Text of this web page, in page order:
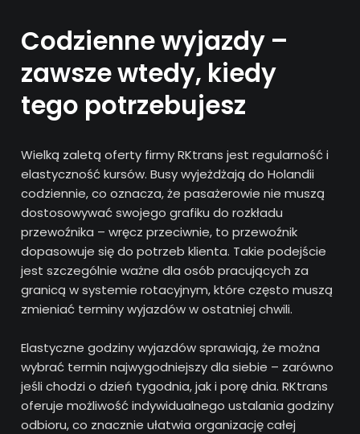
Codzienne wyjazdy –
zawsze wtedy, kiedy
tego potrzebujesz
Wielką zaletą oferty firmy RKtrans jest regularność i
elastyczność kursów. Busy wyjeżdżają do Holandii
codziennie, co oznacza, że pasażerowie nie muszą
dostosowywać swojego grafiku do rozkładu
przewoźnika – wręcz przeciwnie, to przewoźnik
dopasowuje się do potrzeb klienta. Takie podejście
jest szczególnie ważne dla osób pracujących za
granicą w systemie rotacyjnym, które często muszą
zmieniać terminy wyjazdów w ostatniej chwili.
Elastyczne godziny wyjazdów sprawiają, że można
wybrać termin najwygodniejszy dla siebie – zarówno
jeśli chodzi o dzień tygodnia, jak i porę dnia. RKtrans
oferuje możliwość indywidualnego ustalania godziny
odbioru, co znacznie ułatwia organizację całej